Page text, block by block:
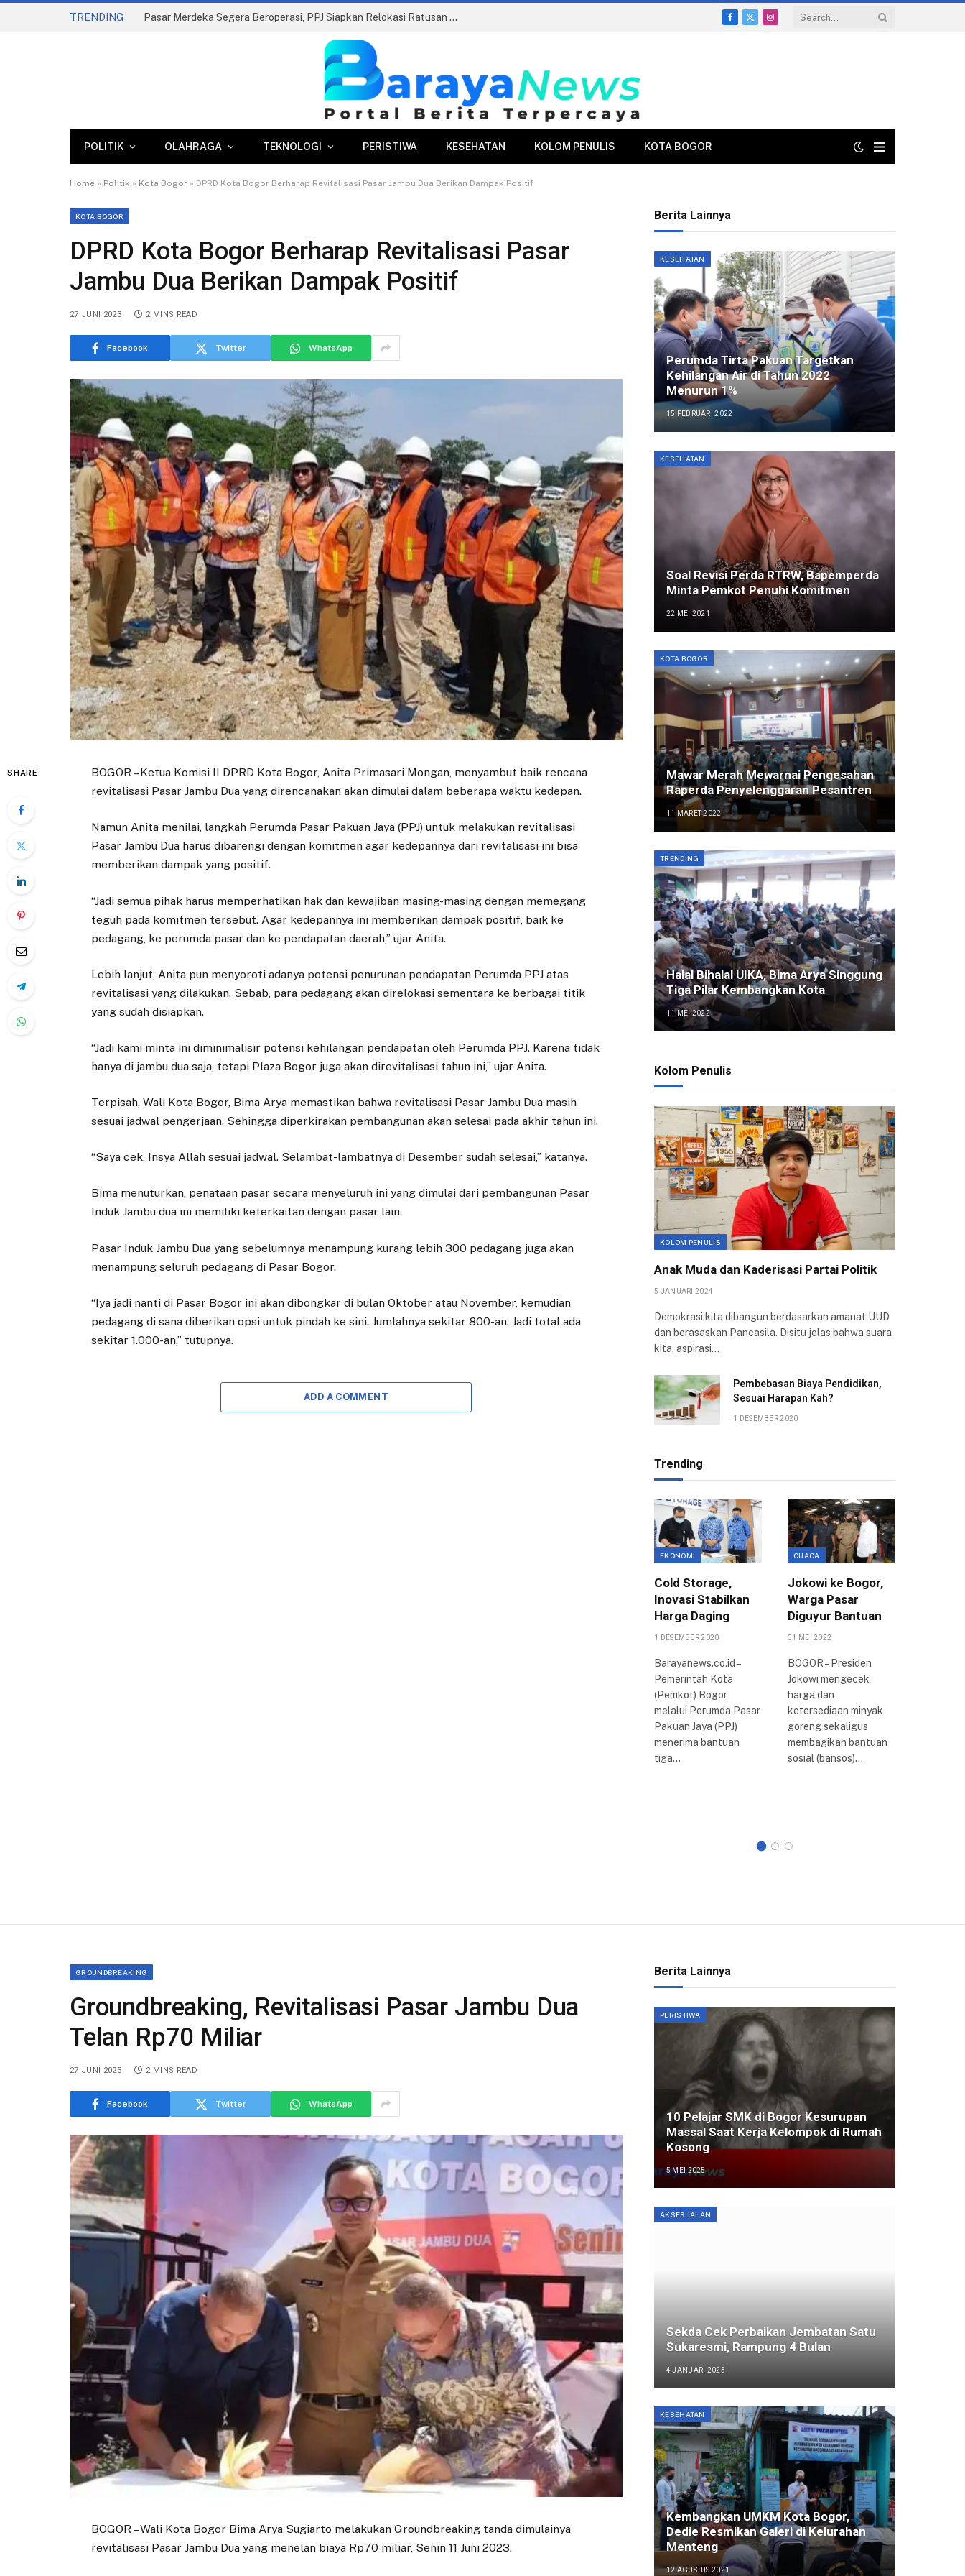
TRENDING Pasar Merdeka Segera Beroperasi, PPJ Siapkan Relokasi Ratusan Pedagang dan PKL
Facebook
X
Instagram
POLITIK OLAHRAGA TEKNOLOGI PERISTIWA KESEHATAN KOLOM PENULIS KOTA BOGOR
Home » Politik » Kota Bogor » DPRD Kota Bogor Berharap Revitalisasi Pasar Jambu Dua Berikan Dampak Positif
KOTA BOGOR
DPRD Kota Bogor Berharap Revitalisasi Pasar
Jambu Dua Berikan Dampak Positif
27 JUNI 2023 2 MINS READ
Facebook Twitter WhatsApp
SHARE
BOGOR – Ketua Komisi II DPRD Kota Bogor, Anita Primasari Mongan, menyambut baik rencana
revitalisasi Pasar Jambu Dua yang direncanakan akan dimulai dalam beberapa waktu kedepan.
Namun Anita menilai, langkah Perumda Pasar Pakuan Jaya (PPJ) untuk melakukan revitalisasi
Pasar Jambu Dua harus dibarengi dengan komitmen agar kedepannya dari revitalisasi ini bisa
memberikan dampak yang positif.
“Jadi semua pihak harus memperhatikan hak dan kewajiban masing-masing dengan memegang
teguh pada komitmen tersebut. Agar kedepannya ini memberikan dampak positif, baik ke
pedagang, ke perumda pasar dan ke pendapatan daerah,” ujar Anita.
Lebih lanjut, Anita pun menyoroti adanya potensi penurunan pendapatan Perumda PPJ atas
revitalisasi yang dilakukan. Sebab, para pedagang akan direlokasi sementara ke berbagai titik
yang sudah disiapkan.
“Jadi kami minta ini diminimalisir potensi kehilangan pendapatan oleh Perumda PPJ. Karena tidak
hanya di jambu dua saja, tetapi Plaza Bogor juga akan direvitalisasi tahun ini,” ujar Anita.
Terpisah, Wali Kota Bogor, Bima Arya memastikan bahwa revitalisasi Pasar Jambu Dua masih
sesuai jadwal pengerjaan. Sehingga diperkirakan pembangunan akan selesai pada akhir tahun ini.
“Saya cek, Insya Allah sesuai jadwal. Selambat-lambatnya di Desember sudah selesai,” katanya.
Bima menuturkan, penataan pasar secara menyeluruh ini yang dimulai dari pembangunan Pasar
Induk Jambu dua ini memiliki keterkaitan dengan pasar lain.
Pasar Induk Jambu Dua yang sebelumnya menampung kurang lebih 300 pedagang juga akan
menampung seluruh pedagang di Pasar Bogor.
“Iya jadi nanti di Pasar Bogor ini akan dibongkar di bulan Oktober atau November, kemudian
pedagang di sana diberikan opsi untuk pindah ke sini. Jumlahnya sekitar 800-an. Jadi total ada
sekitar 1.000-an,” tutupnya.
ADD A COMMENT
Berita Lainnya
KESEHATAN
Perumda Tirta Pakuan Targetkan
Kehilangan Air di Tahun 2022
Menurun 1%
15 FEBRUARI 2022
KESEHATAN
Soal Revisi Perda RTRW, Bapemperda
Minta Pemkot Penuhi Komitmen
22 MEI 2021
KOTA BOGOR
Mawar Merah Mewarnai Pengesahan
Raperda Penyelenggaran Pesantren
11 MARET 2022
TRENDING
Halal Bihalal UIKA, Bima Arya Singgung
Tiga Pilar Kembangkan Kota
11 MEI 2022
Kolom Penulis
KOLOM PENULIS
Anak Muda dan Kaderisasi Partai Politik
5 JANUARI 2024
Demokrasi kita dibangun berdasarkan amanat UUD
dan berasaskan Pancasila. Disitu jelas bahwa suara
kita, aspirasi…
Pembebasan Biaya Pendidikan,
Sesuai Harapan Kah?
1 DESEMBER 2020
Trending
EKONOMI
Cold Storage,
Inovasi Stabilkan
Harga Daging
1 DESEMBER 2020
Barayanews.co.id –
Pemerintah Kota
(Pemkot) Bogor
melalui Perumda Pasar
Pakuan Jaya (PPJ)
menerima bantuan
tiga…
CUACA
Jokowi ke Bogor,
Warga Pasar
Diguyur Bantuan
31 MEI 2022
BOGOR – Presiden
Jokowi mengecek
harga dan
ketersediaan minyak
goreng sekaligus
membagikan bantuan
sosial (bansos)…
GROUNDBREAKING
Groundbreaking, Revitalisasi Pasar Jambu Dua
Telan Rp70 Miliar
27 JUNI 2023 2 MINS READ
Facebook Twitter WhatsApp
BOGOR – Wali Kota Bogor Bima Arya Sugiarto melakukan Groundbreaking tanda dimulainya
revitalisasi Pasar Jambu Dua yang menelan biaya Rp70 miliar, Senin 11 Juni 2023.
Berita Lainnya
PERISTIWA
10 Pelajar SMK di Bogor Kesurupan
Massal Saat Kerja Kelompok di Rumah
Kosong
5 MEI 2025
AKSES JALAN
Sekda Cek Perbaikan Jembatan Satu
Sukaresmi, Rampung 4 Bulan
4 JANUARI 2023
KESEHATAN
Kembangkan UMKM Kota Bogor,
Dedie Resmikan Galeri di Kelurahan
Menteng
12 AGUSTUS 2021